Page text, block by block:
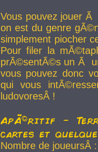
Vous pouvez jouer
on est du genre
simplement piocher
Pour filer la
prÃ©sentÃ©s un Ã
vous pouvez donc
qui vous
ludovoresÂ !
ApÃ©ritif -
cartes et
Nombre de